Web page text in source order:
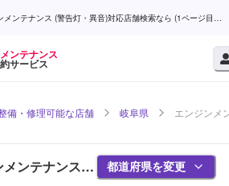
メンテナンス (警告灯・異音)対応店舗検索なら (1ページ目) |
ンテナンス
サービス
備・修理可能な店舗 岐阜県 エンジンメ
ンテナンス対
都道府県を変更